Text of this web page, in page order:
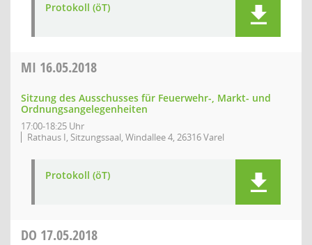
Protokoll (öT)
MI 16.05.2018
Sitzung des Ausschusses für Feuerwehr-, Markt- und
Ordnungsangelegenheiten
17:00-18:25 Uhr
Rathaus I, Sitzungssaal, Windallee 4, 26316 Varel
Protokoll (öT)
DO 17.05.2018